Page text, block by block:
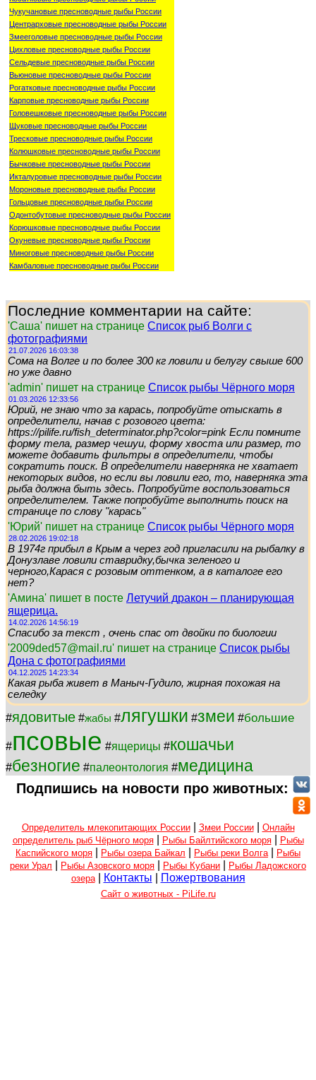
Чукучановые пресноводные рыбы России
Центрарховые пресноводные рыбы России
Змееголовые пресноводные рыбы России
Цихловые пресноводные рыбы России
Сельдевые пресноводные рыбы России
Вьюновые пресноводные рыбы России
Рогатковые пресноводные рыбы России
Карповые пресноводные рыбы России
Головешковые пресноводные рыбы России
Щуковые пресноводные рыбы России
Тресковые пресноводные рыбы России
Колюшковые пресноводные рыбы России
Бычковые пресноводные рыбы России
Икталуровые пресноводные рыбы России
Мороновые пресноводные рыбы России
Гольцовые пресноводные рыбы России
Одонтобутовые пресноводные рыбы России
Корюшковые пресноводные рыбы России
Окуневые пресноводные рыбы России
Миноговые пресноводные рыбы России
Камбаловые пресноводные рыбы России
Последние комментарии на сайте:
'Саша' пишет на странице Список рыб Волги с
фотографиями
21.07.2026 16:03:38
Сома на Волге и по более 300 кг ловили и белугу свыше 600
но уже давно
'admin' пишет на странице Список рыбы Чёрного моря
01.03.2026 12:33:56
Юрий, не знаю что за карась, попробуйте отыскать в
определители, начав с розового цвета:
https://pilife.ru/fish_determinator.php?color=pink Если помните
форму тела, размер чешуи, форму хвоста или размер, то
можете добавить фильтры в определители, чтобы
сократить поиск. В определители наверняка не хватает
некоторых видов, но если вы ловили его, то, наверняка эта
рыба должна быть здесь. Попробуйте воспользоваться
определителем. Также попробуйте выполнить поиск на
странице по слову "карась"
'Юрий' пишет на странице Список рыбы Чёрного моря
28.02.2026 19:02:18
В 1974г прибыл в Крым а через год пригласили на рыбалку в
Донузлаве ловили ставридку,бычка зеленого и
черного,Карася с розовым оттенком, а в каталоге его
нет?
'Амина' пишет в посте Летучий дракон – планирующая
ящерица.
14.02.2026 14:56:19
Спасибо за текст , очень спас от двойки по биологии
'2009ded57@mail.ru' пишет на странице Список рыбы
Дона с фотографиями
04.12.2025 14:23:34
Какая рыба живет в Маныч-Гудило, жирная похожая на
селедку
#ядовитые #жабы #лягушки #змеи #большие
#псовые #ящерицы #кошачьи
#безногие #палеонтология #медицина
Подпишись на новости про животных:
Определитель млекопитающих России| Змеи России| Онлайн
определитель рыб Чёрного моря| Рыбы Байлтийского моря|
Рыбы
Каспийского моря
Рыбы озера Байкал Рыбы реки Волга
Рыбы
реки Урал
Рыбы Азовского моря Рыбы Кубани
Рыбы Ладожского
озера| Контакты Пожертвования
Сайт о животных - PiLife.ru